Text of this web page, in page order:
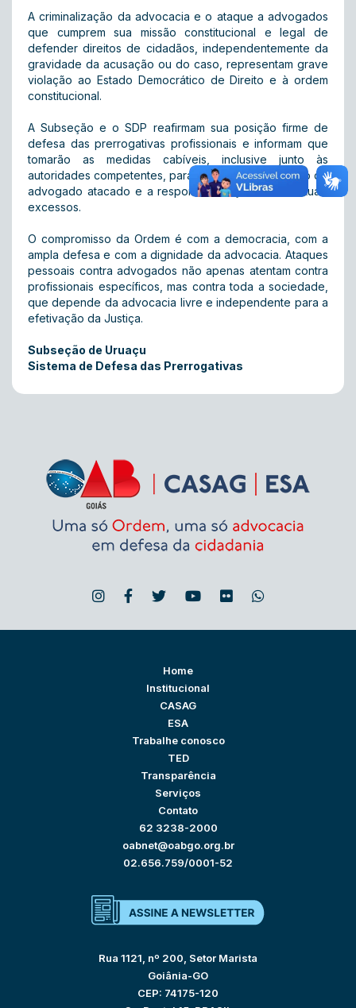
A criminalização da advocacia e o ataque a advogados
que cumprem sua missão constitucional e legal de
defender direitos de cidadãos, independentemente da
gravidade da acusação ou do caso, representam grave
violação ao Estado Democrático de Direito e à ordem
constitucional.
A Subseção e o SDP reafirmam sua posição firme de
defesa das prerrogativas profissionais e informam que
tomarão as medidas cabíveis, inclusive junto às
autoridades competentes, para assegurar a proteção do
advogado atacado e a responsabilização de eventuais
excessos.
O compromisso da Ordem é com a democracia, com a
ampla defesa e com a dignidade da advocacia. Ataques
pessoais contra advogados não apenas atentam contra
profissionais específicos, mas contra toda a sociedade,
que depende da advocacia livre e independente para a
efetivação da Justiça.
Subseção de Uruaçu
Sistema de Defesa das Prerrogativas
Home
Institucional
CASAG
ESA
Trabalhe conosco
TED
Transparência
Serviços
Contato
62 3238-2000
oabnet@oabgo.org.br
02.656.759/0001-52
Rua 1121, nº 200, Setor Marista
Goiânia-GO
CEP: 74175-120